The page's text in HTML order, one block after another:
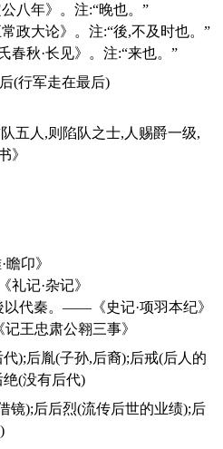
八年》。注:“晚也。”
政大论》。注:“後,不及时也。”
秋·长见》。注:“来也。”
后(行军走在最后)
五人,则陷队之士,人赐爵一级,
》
卬》
记·杂记》
代秦。——《史记·项羽本纪》
王忠肃公翱三事》
(没有后代)